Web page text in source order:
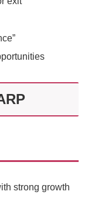
strong growth